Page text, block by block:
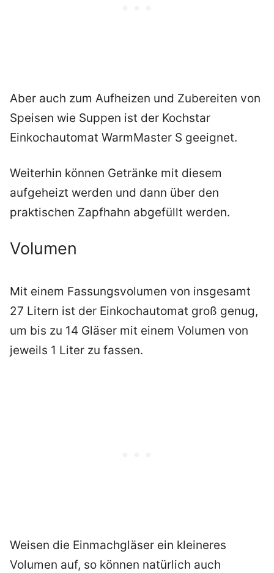
Aber auch zum Aufheizen und Zubereiten von
Speisen wie Suppen ist der Kochstar
Einkochautomat WarmMaster S geeignet.
Weiterhin können Getränke mit diesem
aufgeheizt werden und dann über den
praktischen Zapfhahn abgefüllt werden.
Volumen
Mit einem Fassungsvolumen von insgesamt
27 Litern ist der Einkochautomat groß genug,
um bis zu 14 Gläser mit einem Volumen von
jeweils 1 Liter zu fassen.
Weisen die Einmachgläser ein kleineres
Volumen auf, so können natürlich auch